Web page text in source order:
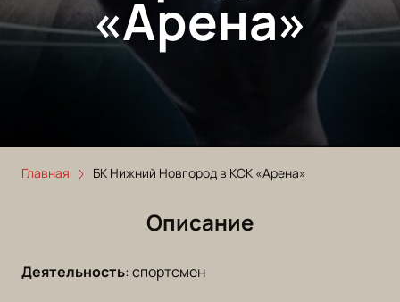
«Арена»
Главная БК Нижний Новгород в КСК «Арена»
Описание
Деятельность:спортсмен